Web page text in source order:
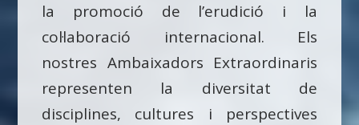
la promoció de l’erudició i la
col·laboració internacional. Els
nostres Ambaixadors Extraordinaris
representen la diversitat de
disciplines, cultures i perspectives